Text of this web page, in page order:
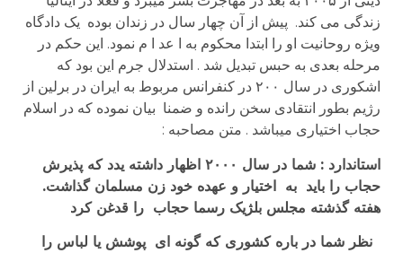
زندگی می کند. پیش از آن چهار سال در زندان بوده یک دادگاه
ویژه روحانیت او را ابتدا محکوم به ا عد ا م نمود. این حکم در
مرحله بعدی به حبس تبدیل شد . استدلال جرم این بود که
اشکوری در سال ۲۰۰ در کنفرانس مربوط به ایران در برلین از
رژیم بطور انتقادی سخن رانده و ضمنا بیان نموده که در اسلام
حجاب اختیاری میباشد . متن مصاحبه :
استاندارد : شما در سال ۲۰۰۰ اظهار داشته یدد که پذیرش
حجاب را باید به اختیار و عهده خود زن مسلمان گذاشت.
هفته گذشته مجلس بلژیک رسما حجاب را قدغن کرد
نظر شما در باره کشوری که گونه ای پوشش یا لباس را